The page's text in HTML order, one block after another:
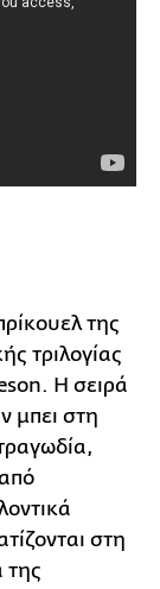
της
τριλογίας
Η σειρά
μπει στη
στη
της